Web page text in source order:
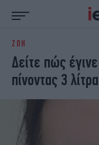
ΕΙΔΗΣΕΙΣ
NON PAPER
ΟΙΚΟΝΟΜΙΑ
ΠΟΛΙΤΙΣΜΟΣ
ΖΩΗ
ΓΥΝΑΙΚΑ
ΖΩΗ
Δείτε πώς
πίνοντας 3